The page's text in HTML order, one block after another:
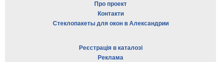
Про проект
Контакти
Стеклопакеты для окон в Александрии
Реєстрація в каталозі
Реклама